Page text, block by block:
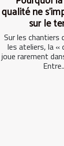
qualité ne
sur le
Sur les chantiers
les ateliers, la «
joue rarement